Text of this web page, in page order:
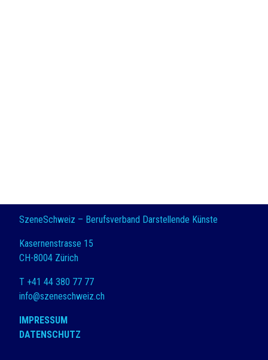
SzeneSchweiz – Berufsverband Darstellende Künste
Kasernenstrasse 15
CH-8004 Zürich
T +41 44 380 77 77
info@szeneschweiz.ch
IMPRESSUM
DATENSCHUTZ